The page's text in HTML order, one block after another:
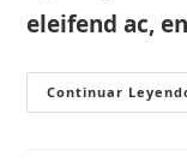
eleifend ac,
Continuar